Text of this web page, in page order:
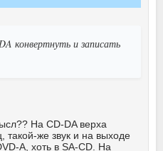
конвертнуть и записать
На CD-DA верха
такой-же звук и на выходе
A, хоть в SA-CD. На